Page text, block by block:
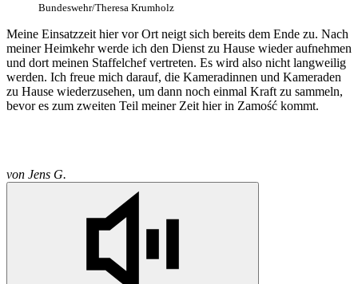
Bundeswehr/Theresa Krumholz
Meine Einsatzzeit hier vor Ort neigt sich bereits dem Ende zu. Nach
meiner Heimkehr werde ich den Dienst zu Hause wieder aufnehmen
und dort meinen Staffelchef vertreten. Es wird also nicht langweilig
werden. Ich freue mich darauf, die Kameradinnen und Kameraden
zu Hause wiederzusehen, um dann noch einmal Kraft zu sammeln,
bevor es zum zweiten Teil meiner Zeit hier in Zamość kommt.
von Jens G.